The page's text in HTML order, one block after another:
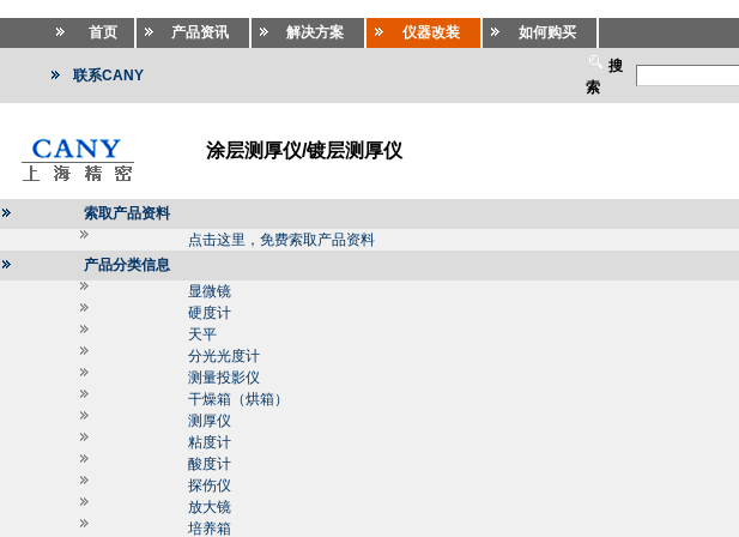
首页 产品资讯 解决方案 仪器改装 如何购买
联系CANY
搜
索
涂层测厚仪/镀层测厚仪
索取产品资料
点击这里，免费索取产品资料
产品分类信息
显微镜
硬度计
天平
分光光度计
测量投影仪
干燥箱（烘箱）
测厚仪
粘度计
酸度计
探伤仪
放大镜
培养箱